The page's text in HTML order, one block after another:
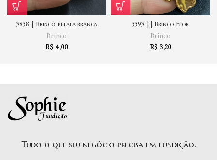
5858 | Brinco pétala branca
Brinco
R$ 4,00
5595 || Brinco Flor
Brinco
R$ 3,20
Tudo o que seu negócio precisa em fundição.